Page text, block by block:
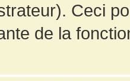
Ceci
de la